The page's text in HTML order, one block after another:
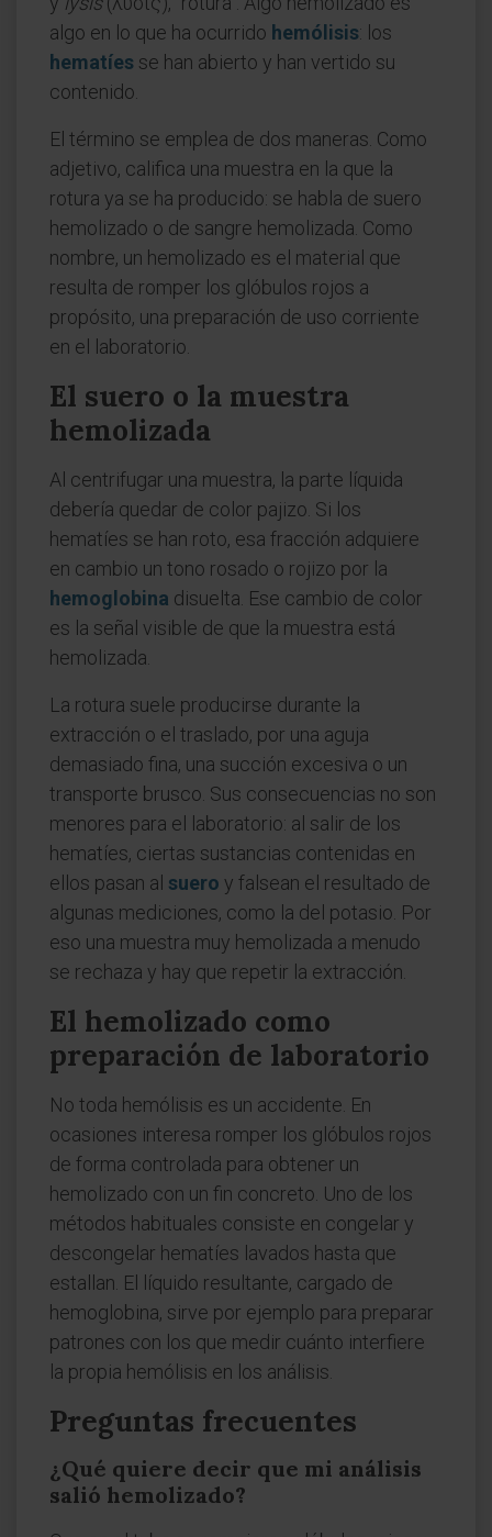
algo en lo que ha ocurrido hemólisis: los
hematíes se han abierto y han vertido su
contenido.
El término se emplea de dos maneras. Como
adjetivo, califica una muestra en la que la
rotura ya se ha producido: se habla de suero
hemolizado o de sangre hemolizada. Como
nombre, un hemolizado es el material que
resulta de romper los glóbulos rojos a
propósito, una preparación de uso corriente
en el laboratorio.
El suero o la muestra
hemolizada
Al centrifugar una muestra, la parte líquida
debería quedar de color pajizo. Si los
hematíes se han roto, esa fracción adquiere
en cambio un tono rosado o rojizo por la
hemoglobina disuelta. Ese cambio de color
es la señal visible de que la muestra está
hemolizada.
La rotura suele producirse durante la
extracción o el traslado, por una aguja
demasiado fina, una succión excesiva o un
transporte brusco. Sus consecuencias no son
menores para el laboratorio: al salir de los
hematíes, ciertas sustancias contenidas en
ellos pasan al suero y falsean el resultado de
algunas mediciones, como la del potasio. Por
eso una muestra muy hemolizada a menudo
se rechaza y hay que repetir la extracción.
El hemolizado como
preparación de laboratorio
No toda hemólisis es un accidente. En
ocasiones interesa romper los glóbulos rojos
de forma controlada para obtener un
hemolizado con un fin concreto. Uno de los
métodos habituales consiste en congelar y
descongelar hematíes lavados hasta que
estallan. El líquido resultante, cargado de
hemoglobina, sirve por ejemplo para preparar
patrones con los que medir cuánto interfiere
la propia hemólisis en los análisis.
Preguntas frecuentes
¿Qué quiere decir que mi análisis
salió hemolizado?